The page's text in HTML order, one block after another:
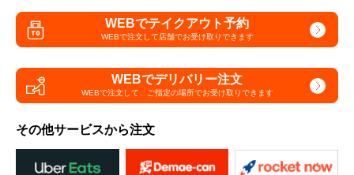
WEBでテイクアウト予約
WEBで注文して店舗でお受け取りできます
WEBでデリバリー注文
WEBで注文して、 ご指定の場所でお受け取りできます
その他サービスから注文